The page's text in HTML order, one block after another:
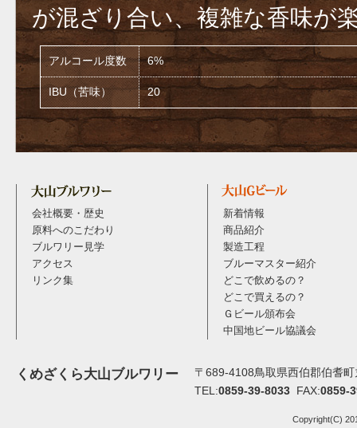
が混ざり合い、複雑な香味が
アルコール度数 6%
IBU（苦味） 20
会社概要・歴史
原料へのこだわり
ブルワリー見学
アクセス
リンク集
新着情報
商品紹介
製造工程
ブルーマスター紹介
どこで飲めるの？
どこで買えるの？
Ｇビール頒布会
中国地ビール協議会
くめざくら大山ブルワリー
〒689-4108鳥取県西伯郡伯耆
TEL:0859-39-8033 FAX:0859-
Copyright(C)